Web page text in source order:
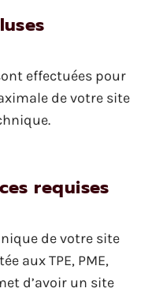
effectuées pour
de votre site
requises
de votre site
aux TPE, PME,
d’avoir un site